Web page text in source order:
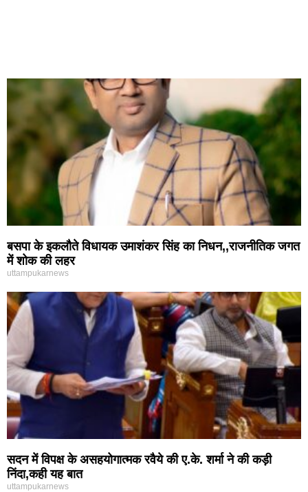
बसपा के इकलौते विधायक उमाशंकर सिंह का निधन,,राजनीतिक जगत
में शोक की लहर
uttampukarnews
सदन में विपक्ष के असहयोगात्मक रवैये की ए.के. शर्मा ने की कड़ी
निंदा,कही यह बात
uttampukarnews